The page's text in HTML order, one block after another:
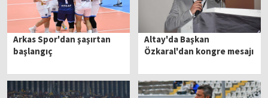
Arkas Spor'dan şaşırtan
başlangıç
Altay'da Başkan
Özkaral'dan kongre mesajı